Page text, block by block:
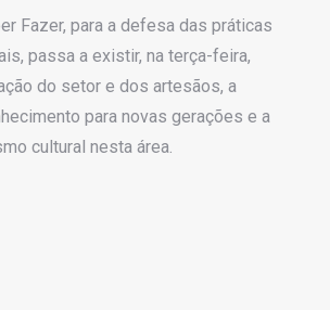
Fazer, para a defesa das práticas
passa a existir, na terça-feira,
do setor e dos artesãos, a
para novas gerações e a
cultural nesta área.